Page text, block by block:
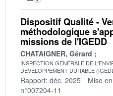
Dispositif Qualité -
méthodologique
missions de l'IGEDD
CHATAIGNER, Gérard
INSPECTION GENERALE DE
DEVELOPPEMENT DURABLE
Rapport: déc. 2025 Mise
n°007204-11